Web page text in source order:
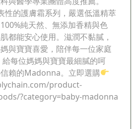
的護膚霜系列，嚴選低溫精萃
純天然、無添加香精與色
都能安心使用。滋潤不黏膩，
與寶寶喜愛，陪伴每一位家庭
每位媽媽與寶寶最細膩的呵
賴的Madonna。立即選購
product-
?category=baby-madonna